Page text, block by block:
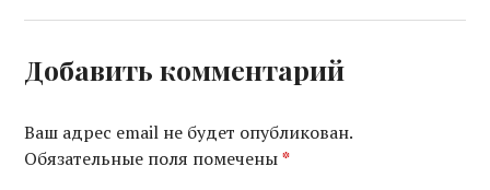
Добавить комментарий
Ваш адрес email не будет опубликован.
Обязательные поля помечены*